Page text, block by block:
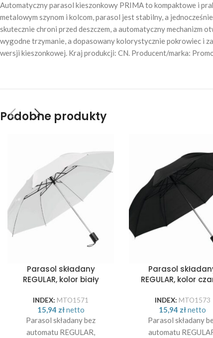
Automatyczny parasol kieszonkowy PRIMA to kompaktowe i
metalowym szynom i kolcom, parasol jest stabilny, a
skutecznie chroni przed deszczem, a automatyczny mechanizm
wygodne trzymanie, a dopasowany kolorystycznie pokrowiec i
wersji kieszonkowej. Kraj produkcji: CN. Producent/marka:
Podobne produkty
Parasol składany
REGULAR, kolor biały
INDEX: MTO1571
15,94 złnetto
Parasol składany bez
automatu REGULAR,
Parasol
REGULAR, kolor
INDEX: MTO1573
15,94 złnetto
Parasol składany
automatu